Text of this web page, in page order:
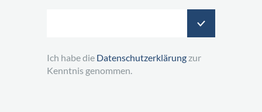
Ich habe die Datenschutzerklärung zur
Kenntnis genommen.